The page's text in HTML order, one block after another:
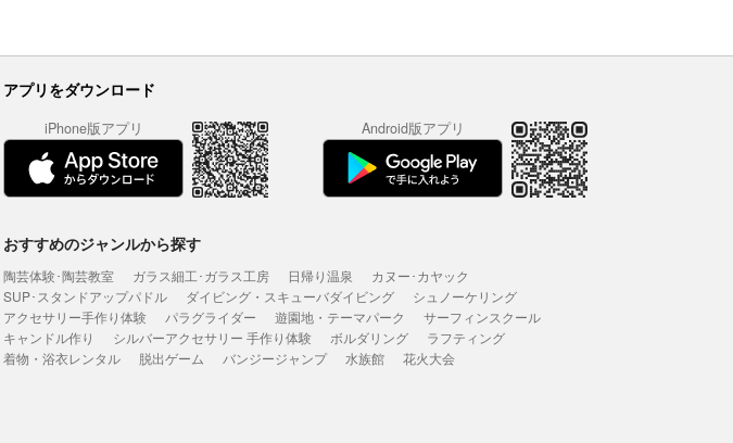
アプリをダウンロード
iPhone版アプリ Android版アプリ
おすすめのジャンルから探す
陶芸体験･陶芸教室 ガラス細工･ガラス工房 日帰り温泉
カヌー･カヤック
SUP･スタンドアップパドル
ダイビング・スキューバダイビング
シュノーケリング
アクセサリー手作り体験
パラグライダー 遊園地・テーマパーク
サーフィンスクール
キャンドル作り
シルバーアクセサリー 手作り体験 ボルダリング
ラフティング
着物・浴衣レンタル
脱出ゲーム バンジージャンプ 水族館 花火大会